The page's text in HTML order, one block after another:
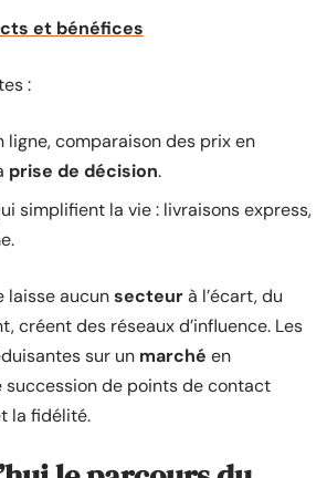
et bénéfices
:
ligne, comparaison des prix en
prise de décision.
simplifient la vie : livraisons express,
laisse aucunsecteurà l’écart, du
créent des réseaux d’influence. Les
sur un marché en
succession de points de contact
la fidélité.